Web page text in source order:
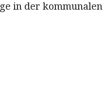
in der kommunalen